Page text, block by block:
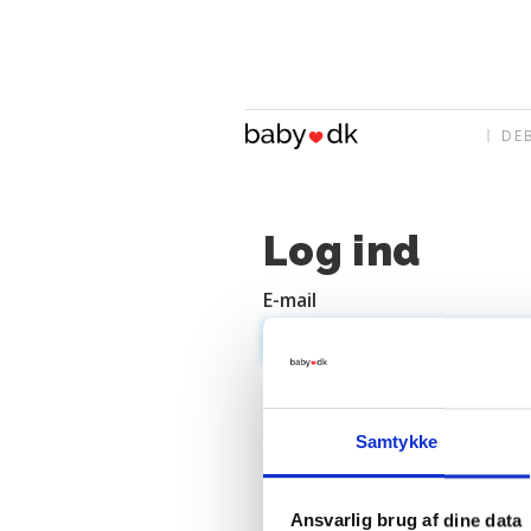
Samtykke
Ansvarlig brug af dine data
Log ind
E-mail